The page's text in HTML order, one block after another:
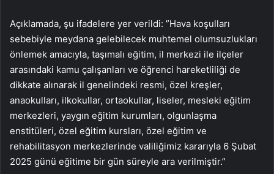
Açıklamada, şu ifadelere yer verildi: ​​​​​​​”Hava koşulları
sebebiyle meydana gelebilecek muhtemel olumsuzlukları
önlemek amacıyla, taşımalı eğitim, il merkezi ile ilçeler
arasındaki kamu çalışanları ve öğrenci hareketliliği de
dikkate alınarak il genelindeki resmi, özel kreşler,
anaokulları, ilkokullar, ortaokullar, liseler, mesleki eğitim
merkezleri, yaygın eğitim kurumları, olgunlaşma
enstitüleri, özel eğitim kursları, özel eğitim ve
rehabilitasyon merkezlerinde valiliğimiz kararıyla 6 Şubat
2025 günü eğitime bir gün süreyle ara verilmiştir.”